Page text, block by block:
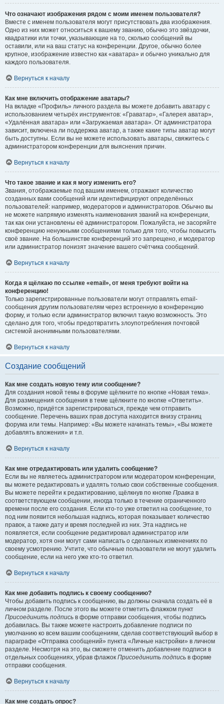
Что означают изображения рядом с моим именем пользователя?
Вместе с именем пользователя могут присутствовать два изображения.
Одно из них может относиться к вашему званию, обычно это звёздочки,
квадратики или точки, указывающие на то, сколько сообщений вы
оставили, или на ваш статус на конференции. Другое, обычно более
крупное, изображение известно как «аватара» и обычно уникально для
каждого пользователя.
Вернуться к началу
Как мне включить отображение аватары?
На вкладке «Профиль» личного раздела вы можете добавить аватару с
использованием четырёх инструментов: «Граватар», «Галерея аватар»,
«Удалённая аватара» или «Загружаемая аватара». От администратора
зависит, включена ли поддержка аватар, а также какие типы аватар могут
быть доступны. Если вы не можете использовать аватары, свяжитесь с
администратором конференции для выяснения причин.
Вернуться к началу
Что такое звание и как я могу изменить его?
Звания, отображаемые под вашим именем, отражают количество
созданных вами сообщений или идентифицируют определённых
пользователей: например, модераторов и администраторов. Обычно вы
не можете напрямую изменять наименования званий на конференции,
так как они установлены её администратором. Пожалуйста, не засоряйте
конференцию ненужными сообщениями только для того, чтобы повысить
своё звание. На большинстве конференций это запрещено, и модератор
или администратор понизят значение вашего счётчика сообщений.
Вернуться к началу
Когда я щёлкаю по ссылке «email», от меня требуют войти на
конференцию!
Только зарегистрированные пользователи могут отправлять email-
сообщения другим пользователям через встроенную в конференцию
форму, и только если администратор включил такую возможность. Это
сделано для того, чтобы предотвратить злоупотребления почтовой
системой анонимными пользователями.
Вернуться к началу
Создание сообщений
Как мне создать новую тему или сообщение?
Для создания новой темы в форуме щёлкните по кнопке «Новая тема».
Для размещения сообщения в теме щёлкните по кнопке «Ответить».
Возможно, придётся зарегистрироваться, прежде чем отправить
сообщение. Перечень ваших прав доступа находится внизу страниц
форума или темы. Например: «Вы можете начинать темы», «Вы можете
добавлять вложения» и т.п.
Вернуться к началу
Как мне отредактировать или удалить сообщение?
Если вы не являетесь администратором или модератором конференции,
вы можете редактировать и удалять только свои собственные сообщения.
Вы можете перейти к редактированию, щёлкнув по кнопке Правка в
соответствующем сообщении, иногда только в течение ограниченного
времени после его создания. Если кто-то уже ответил на сообщение, то
под ним появится небольшая надпись, которая показывает количество
правок, а также дату и время последней из них. Эта надпись не
появляется, если сообщение редактировал администратор или
модератор, хотя они могут сами написать о сделанных изменениях по
своему усмотрению. Учтите, что обычные пользователи не могут удалить
сообщение, если на него уже кто-то ответил.
Вернуться к началу
Как мне добавить подпись к своему сообщению?
Чтобы добавить подпись к сообщению, вы должны сначала создать её в
личном разделе. После этого вы можете отметить флажком пункт
Присоединить подпись в форме отправки сообщения, чтобы подпись
добавилась. Вы также можете настроить добавление подписи по
умолчанию ко всем вашим сообщениям, сделав соответствующий выбор в
параграфе «Отправка сообщений» пункта «Личные настройки» в личном
разделе. Несмотря на это, вы сможете отменить добавление подписи в
отдельных сообщениях, убрав флажок Присоединить подпись в форме
отправки сообщения.
Вернуться к началу
Как мне создать опрос?